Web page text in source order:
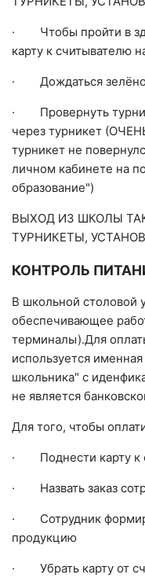
· Чтобы пройти в
карту к считывателю
· Дождаться
· Провернуть
через турникет
турникет не
личном кабинете на
образование")
ВЫХОД ИЗ ШКОЛЫ
ТУРНИКЕТЫ,
КОНТРОЛЬ
В школьной столовой
обеспечивающее
терминалы).Для
используется
школьника" с
не является
Для того, чтобы
· Поднести карту к
· Назвать заказ
· Сотрудник
продукцию
· Убрать карту от